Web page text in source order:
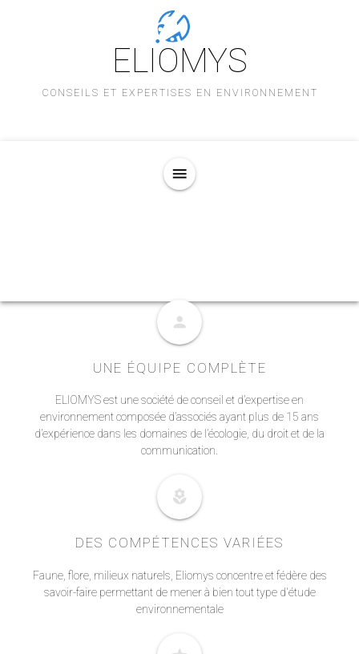
ELIOMYS
CONSEILS ET EXPERTISES EN ENVIRONNEMENT
menu
person
UNE ÉQUIPE COMPLÈTE
ELIOMYS est une société de conseil et d’expertise en
environnement composée d’associés ayant plus de 15 ans
d’expérience dans les domaines de l’écologie, du droit et de la
communication.
local_florist
DES COMPÉTENCES VARIÉES
Faune, flore, milieux naturels, Eliomys concentre et fédère des
savoir-faire permettant de mener à bien tout type d'étude
environnementale